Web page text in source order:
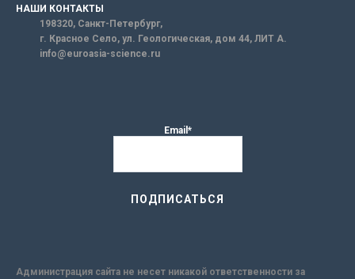
НАШИ КОНТАКТЫ
198320, Санкт-Петербург,
г. Красное Село, ул. Геологическая, дом 44, ЛИТ А.
info@euroasia-science.ru
Email*
Администрация сайта не несет никакой ответственности за